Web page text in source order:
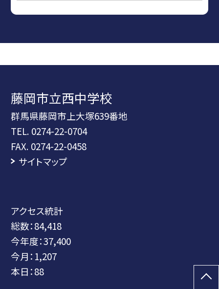
藤岡市立西中学校
群馬県藤岡市上大塚639番地
TEL. 0274-22-0704
FAX. 0274-22-0458
サイトマップ
アクセス統計
総数：84,418
今年度：37,400
今月： 1,207
本日：88